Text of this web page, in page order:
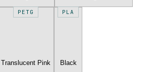
PETG
Translucent Pink
PLA
Black